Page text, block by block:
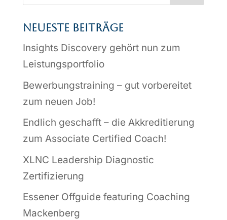
Neueste Beiträge
Insights Discovery gehört nun zum
Leistungsportfolio
Bewerbungstraining – gut vorbereitet
zum neuen Job!
Endlich geschafft – die Akkreditierung
zum Associate Certified Coach!
XLNC Leadership Diagnostic
Zertifizierung
Essener Offguide featuring Coaching
Mackenberg